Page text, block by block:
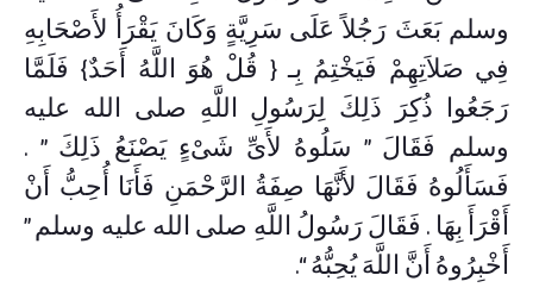
وسلم بَعَثَ رَجُلاً عَلَى سَرِيَّةٍ وَكَانَ يَقْرَأُ لأَصْحَابِهِ
فِي صَلاَتِهِمْ فَيَخْتِمُ بِـ ‏{‏ قُلْ هُوَ اللَّهُ أَحَدٌ‏}‏ فَلَمَّا
رَجَعُوا ذُكِرَ ذَلِكَ لِرَسُولِ اللَّهِ صلى الله عليه
وسلم فَقَالَ ‏”‏ سَلُوهُ لأَىِّ شَىْءٍ يَصْنَعُ ذَلِكَ ‏”‏ ‏.‏
فَسَأَلُوهُ فَقَالَ لأَنَّهَا صِفَةُ الرَّحْمَنِ فَأَنَا أُحِبُّ أَنْ
أَقْرَأَ بِهَا ‏.‏ فَقَالَ رَسُولُ اللَّهِ صلى الله عليه وسلم ‏”‏
أَخْبِرُوهُ أَنَّ اللَّهَ يُحِبُّهُ “.